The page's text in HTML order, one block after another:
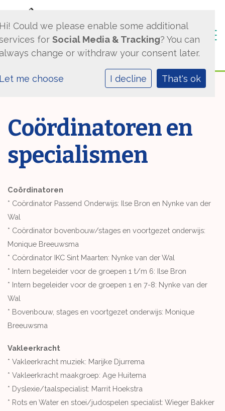
Coördinatoren en
specialismen
Coördinatoren
* Coördinator Passend Onderwijs: Ilse Bron en Nynke van der
Wal
* Coördinator bovenbouw/stages en voortgezet onderwijs:
Monique Breeuwsma
* Coördinator IKC Sint Maarten: Nynke van der Wal
* Intern begeleider voor de groepen 1 t/m 6: Ilse Bron
* Intern begeleider voor de groepen 1 en 7-8: Nynke van der
Wal
* Bovenbouw, stages en voortgezet onderwijs: Monique
Breeuwsma
Vakleerkracht
* Vakleerkracht muziek: Marijke Djurrema
* Vakleerkracht maakgroep: Age Huitema
* Dyslexie/taalspecialist: Marrit Hoekstra
* Rots en Water en stoei/judospelen specialist: Wieger Bakker
Could we please enable some additional
for Social Media & Tracking? You can
change or withdraw your consent later.
me choose I decline That's ok